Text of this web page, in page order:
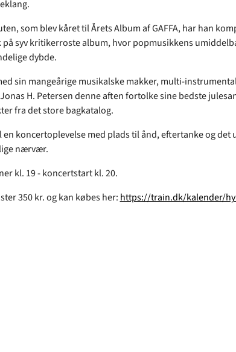
som blev kåret til Årets Album af GAFFA, har han
syv kritikerroste album, hvor popmusikkens
dybde.
sin mangeårige musikalske makker, multi-
H. Petersen denne aften fortolke sine bedste
fra det store bagkatalog.
koncertoplevelse med plads til ånd, eftertanke og det
nærvær.
kl. 19 - koncertstart kl. 20.
350 kr. og kan købes her: https://train.dk/kalender/